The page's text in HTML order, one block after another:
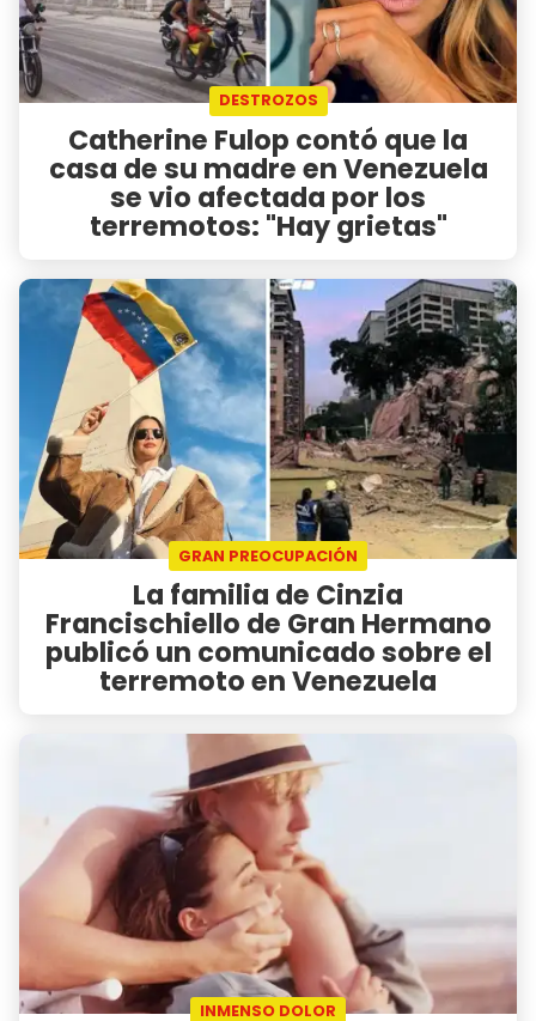
DESTROZOS
Catherine Fulop contó que la
casa de su madre en Venezuela
se vio afectada por los
terremotos: "Hay grietas"
GRAN PREOCUPACIÓN
La familia de Cinzia
Francischiello de Gran Hermano
publicó un comunicado sobre el
terremoto en Venezuela
INMENSO DOLOR